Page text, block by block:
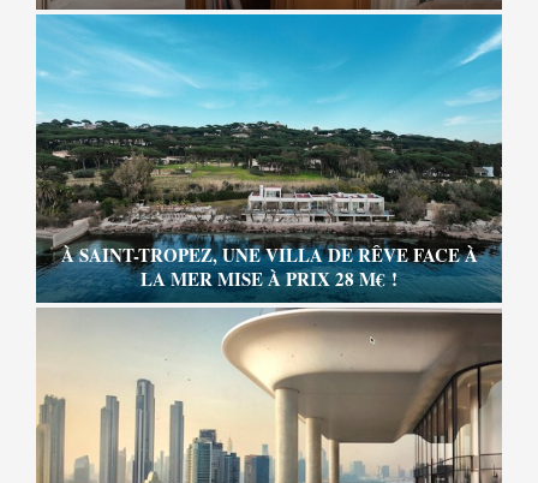
À SAINT-TROPEZ, UNE VILLA DE RÊVE FACE À
LA MER MISE À PRIX 28 M€ !